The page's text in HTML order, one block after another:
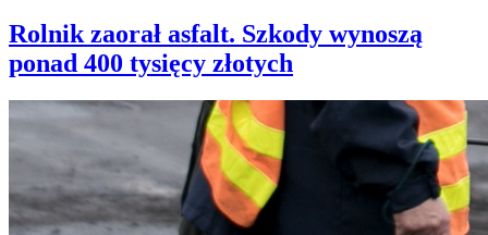
Rolnik zaorał asfalt. Szkody wynoszą
ponad 400 tysięcy złotych